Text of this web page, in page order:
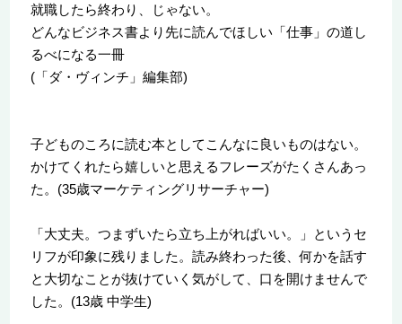
就職したら終わり、じゃない。
どんなビジネス書より先に読んでほしい「仕事」の道し
るべになる一冊
(「ダ・ヴィンチ」編集部)
子どものころに読む本としてこんなに良いものはない。
かけてくれたら嬉しいと思えるフレーズがたくさんあっ
た。(35歳マーケティングリサーチャー)
「大丈夫。つまずいたら立ち上がればいい。」というセ
リフが印象に残りました。読み終わった後、何かを話す
と大切なことが抜けていく気がして、口を開けませんで
した。(13歳 中学生)